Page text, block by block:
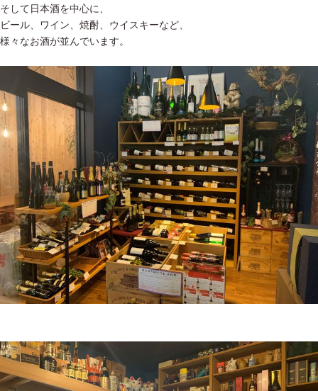
そして日本酒を中心に、
ビール、ワイン、焼酎、ウイスキーなど、
様々なお酒が並んでいます。